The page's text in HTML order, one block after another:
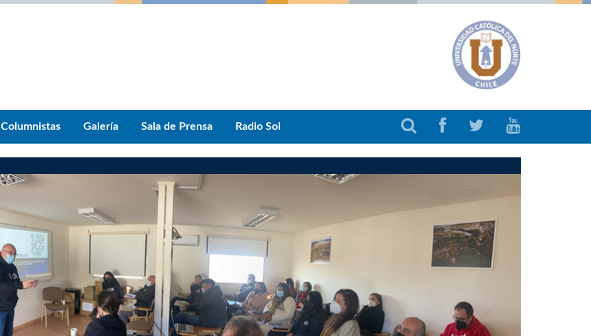
Columnistas Galería Sala de Prensa Radio Sol